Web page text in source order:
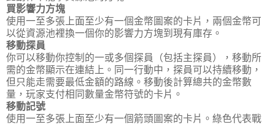
買影響力方塊
使用一至多張上面至少有一個金幣圖案的卡片，兩個金幣可
以從資源池裡換一個你的影響力方塊到現有庫存。
移動探員
你可以移動你控制的一或多個探員（包括主探員），移動所
需的金幣顯示在連結上。同一行動中，探員可以持續移動，
但只能走需要最低金額的路線。移動後計算總共的金幣數
量，玩家支付相同數量金幣符號的卡片。
移動記號
使用一至多張上面至少有一個箭頭圖案的卡片。綠色代表戰